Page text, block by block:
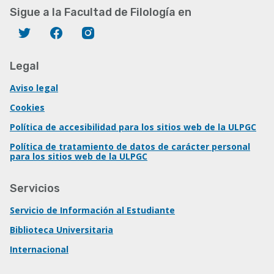
Sigue a la Facultad de Filología en
Twitter Facebook
Legal
Aviso legal
Cookies
Política de accesibilidad para los sitios web de la ULPGC
Política de tratamiento de datos de carácter personal
para los sitios web de la ULPGC
Servicios
Servicio de Información al Estudiante
Biblioteca Universitaria
Internacional